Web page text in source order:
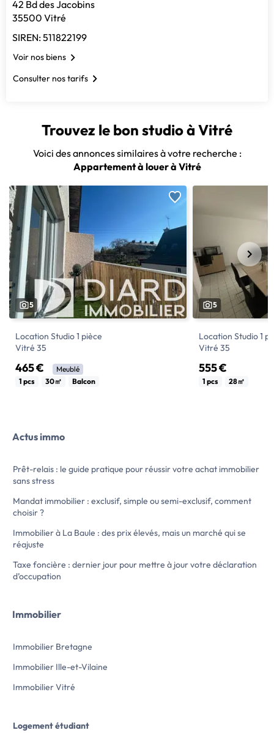
42 Bd des Jacobins
35500 Vitré
SIREN: 511822199
Voir nos biens
Consulter nos tarifs
Trouvez le bon studio à Vitré
Voici des annonces similaires à votre recherche :
Appartement à louer à Vitré
5
Location Studio 1 pièce
Vitré 35
465 € Meublé
Studio meublé n 4 situé au 1er étage droit,
Libre le 22 août
extérieurs)
Dépôt de garantie : 910 euros
Honoraire part locataire […] Voir l’annonce
immobilière >>
1 pcs 30㎡ Balcon
5
Location Studio 1
Vitré 35
555 €
A deux pas de la
1 pcs 28㎡
Actus immo
Prêt-relais : le guide pratique pour réussir votre achat immobilier
sans stress
Mandat immobilier : exclusif, simple ou semi-exclusif, comment
choisir ?
Immobilier à La Baule : des prix élevés, mais un marché qui se
réajuste
Taxe foncière : dernier jour pour mettre à jour votre déclaration
d’occupation
Immobilier
Immobilier Bretagne
Immobilier Ille-et-Vilaine
Immobilier Vitré
Logement étudiant